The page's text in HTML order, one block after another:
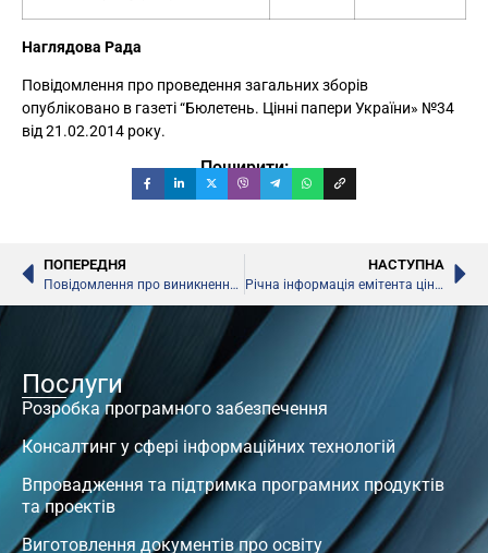
Наглядова Рада
Повідомлення про проведення загальних зборів
опубліковано в газеті “Бюлетень. Цінні папери України» №34
від 21.02.2014 року.
Поширити:
ПОПЕРЕДНЯ
Повідомлення про виникнення особливої інформації про емітента
НАСТУПНА
Річна інформація емітента цінних паперів
Послуги
Розробка програмного забезпечення
Консалтинг у сфері інформаційних технологій
Впровадження та підтримка програмних продуктів
та проектів
Виготовлення документів про освіту